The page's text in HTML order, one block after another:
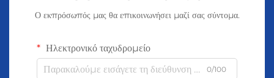
Ο εκπρόσωπός μας θα επικοινωνήσει μαζί σας σύντομα.
Ηλεκτρονικό ταχυδρομείο
0/100